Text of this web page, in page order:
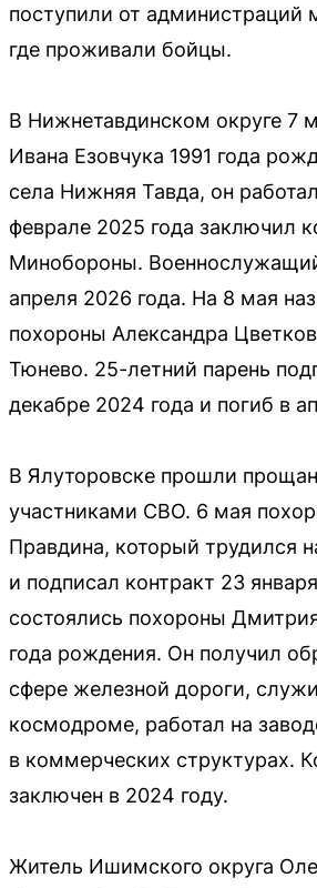
поступили от администраций
где проживали бойцы.
В Нижнетавдинском округе 7
Ивана Езовчука 1991 года
села Нижняя Тавда, он
феврале 2025 года заключил
Минобороны.
апреля 2026 года. На 8 мая
похороны Александра
Тюнево. 25-летний парень
декабре 2024 года и погиб в
В Ялуторовске прошли
участниками СВО. 6 мая
Правдина, который трудился
и подписал контракт 23
состоялись похороны
года рождения. Он получил
сфере железной дороги,
космодроме, работал на
в коммерческих структурах.
заключен в 2024 году.
Житель Ишимского округа